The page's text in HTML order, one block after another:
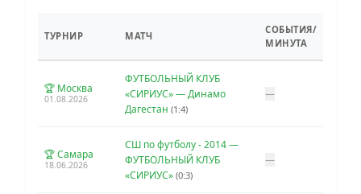
ТУРНИР МАТЧ
СОБЫТИЯ/
МИНУТА
🏆 Москва
01.08.2026
ФУТБОЛЬНЫЙ КЛУБ
«СИРИУС» — Динамо
Дагестан (1:4)
—
🏆 Самара
18.06.2026
СШ по футболу - 2014 —
ФУТБОЛЬНЫЙ КЛУБ
«СИРИУС» (0:3)
—